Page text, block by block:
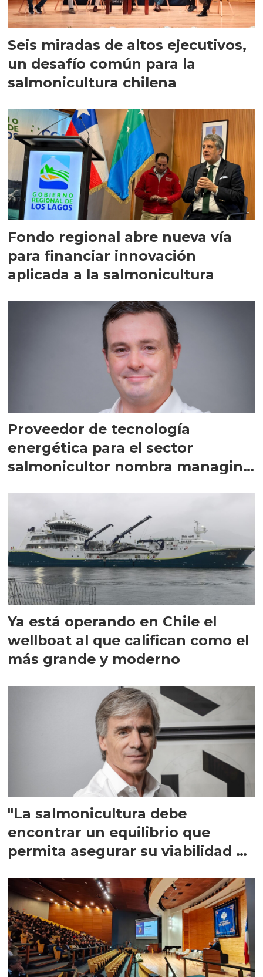
Seis miradas de altos ejecutivos,
un desafío común para la
salmonicultura chilena
Fondo regional abre nueva vía
para financiar innovación
aplicada a la salmonicultura
Proveedor de tecnología
energética para el sector
salmonicultor nombra managing
Ya está operando en Chile el
wellboat al que califican como el
más grande y moderno
"La salmonicultura debe
encontrar un equilibrio que
permita asegurar su viabilidad de